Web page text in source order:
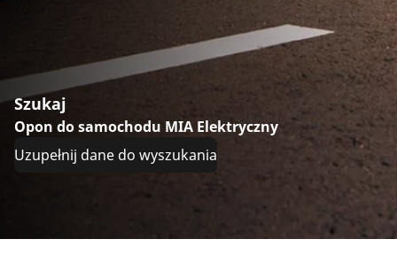
Szukaj
Opon do samochodu MIA Elektryczny
Uzupełnij dane do wyszukania